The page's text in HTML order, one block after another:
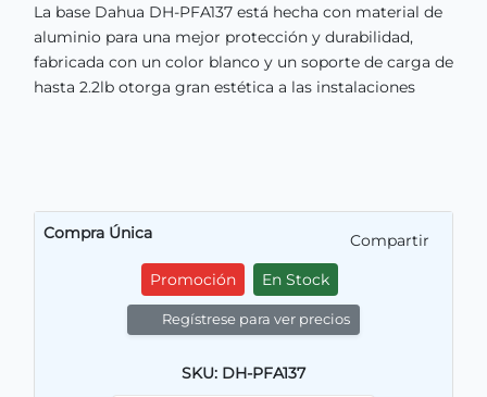
La base Dahua DH-PFA137 está hecha con material de
aluminio para una mejor protección y durabilidad,
fabricada con un color blanco y un soporte de carga de
hasta 2.2lb otorga gran estética a las instalaciones
Compra Única
Compartir
Promoción
En Stock
Regístrese para ver precios
SKU: DH-PFA137